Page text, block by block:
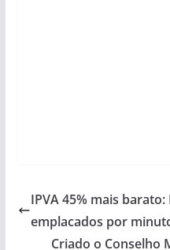
IPVA 45% mais
emplacados por
Criado o Conselho